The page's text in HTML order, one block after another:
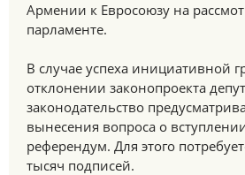
Армении к Евросоюзу на
парламенте.
В случае успеха инициативной
отклонении законопроекта
законодательство
вынесения вопроса о
референдум. Для этого
тысяч подписей.